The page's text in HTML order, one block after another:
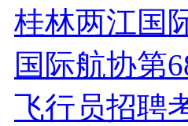
桂林两江国
国际航协第
飞行员招聘